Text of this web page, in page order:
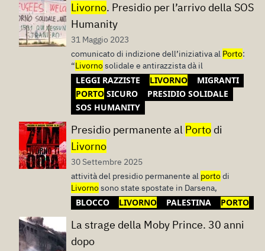
Livorno. Presidio per l’arrivo della SOS
Humanity
31 Maggio 2023
comunicato di indizione dell’iniziativa al Porto:
“Livornosolidale e antirazzista dà il
LEGGI RAZZISTE LIVORNO
MIGRANTI
PORTO SICURO
PRESIDIO SOLIDALE
SOS HUMANITY
Presidio permanente al Porto di
Livorno
30 Settembre 2025
attività del presidio permanente al portodi
Livornosono state spostate in Darsena,
BLOCCO LIVORNO PALESTINA PORTO
La strage della Moby Prince. 30 anni
dopo